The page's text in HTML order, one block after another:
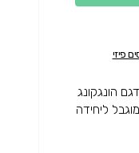
אחריות יבואן רשמי 12 חודשים - dcs דגם הונגקונג
ליחידה